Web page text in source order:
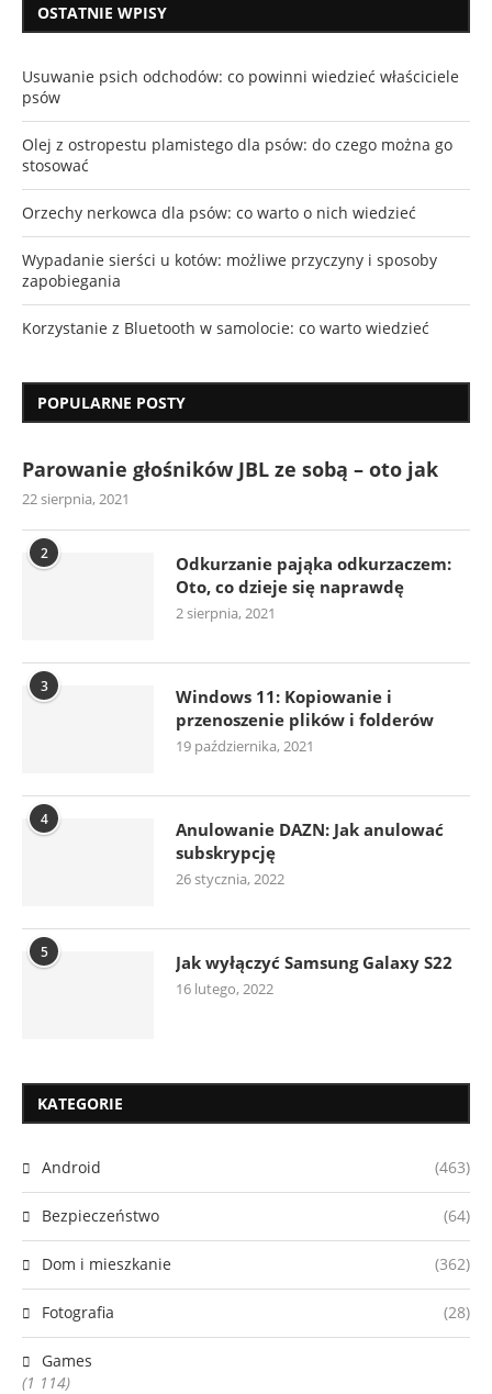
OSTATNIE WPISY
Usuwanie psich odchodów: co powinni wiedzieć właściciele
psów
Olej z ostropestu plamistego dla psów: do czego można go
stosować
Orzechy nerkowca dla psów: co warto o nich wiedzieć
Wypadanie sierści u kotów: możliwe przyczyny i sposoby
zapobiegania
Korzystanie z Bluetooth w samolocie: co warto wiedzieć
POPULARNE POSTY
Parowanie głośników JBL ze sobą – oto jak
22 sierpnia, 2021
2
Odkurzanie pająka odkurzaczem:
Oto, co dzieje się naprawdę
2 sierpnia, 2021
3
Windows 11: Kopiowanie i
przenoszenie plików i folderów
19 października, 2021
4
Anulowanie DAZN: Jak anulować
subskrypcję
26 stycznia, 2022
5 Jak wyłączyć Samsung Galaxy S22
16 lutego, 2022
KATEGORIE
Android (463)
Bezpieczeństwo (64)
Dom i mieszkanie (362)
Fotografia (28)
Games
(1 114)